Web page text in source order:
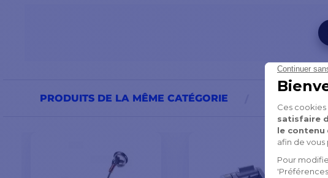
PRODUITS DE LA MÊME CATÉGORIE